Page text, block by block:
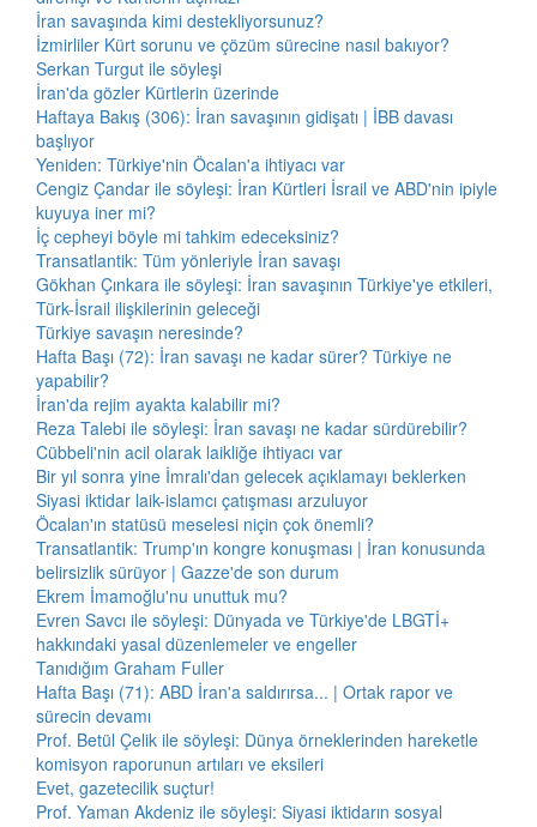
İran savaşında kimi destekliyorsunuz?
İzmirliler Kürt sorunu ve çözüm sürecine nasıl bakıyor?
Serkan Turgut ile söyleşi
İran'da gözler Kürtlerin üzerinde
Haftaya Bakış (306): İran savaşının gidişatı | İBB davası
başlıyor
Yeniden: Türkiye'nin Öcalan'a ihtiyacı var
Cengiz Çandar ile söyleşi: İran Kürtleri İsrail ve ABD'nin ipiyle
kuyuya iner mi?
İç cepheyi böyle mi tahkim edeceksiniz?
Transatlantik: Tüm yönleriyle İran savaşı
Gökhan Çınkara ile söyleşi: İran savaşının Türkiye'ye etkileri,
Türk-İsrail ilişkilerinin geleceği
Türkiye savaşın neresinde?
Hafta Başı (72): İran savaşı ne kadar sürer? Türkiye ne
yapabilir?
İran'da rejim ayakta kalabilir mi?
Reza Talebi ile söyleşi: İran savaşı ne kadar sürdürebilir?
Cübbeli'nin acil olarak laikliğe ihtiyacı var
Bir yıl sonra yine İmralı'dan gelecek açıklamayı beklerken
Siyasi iktidar laik-islamcı çatışması arzuluyor
Öcalan'ın statüsü meselesi niçin çok önemli?
Transatlantik: Trump'ın kongre konuşması | İran konusunda
belirsizlik sürüyor | Gazze'de son durum
Ekrem İmamoğlu'nu unuttuk mu?
Evren Savcı ile söyleşi: Dünyada ve Türkiye'de LBGTİ+
hakkındaki yasal düzenlemeler ve engeller
Tanıdığım Graham Fuller
Hafta Başı (71): ABD İran'a saldırırsa... | Ortak rapor ve
sürecin devamı
Prof. Betül Çelik ile söyleşi: Dünya örneklerinden hareketle
komisyon raporunun artıları ve eksileri
Evet, gazetecilik suçtur!
Prof. Yaman Akdeniz ile söyleşi: Siyasi iktidarın sosyal